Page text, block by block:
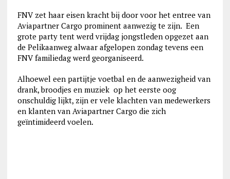
FNV zet haar eisen kracht bij door voor het entree van
Aviapartner Cargo prominent aanwezig te zijn. Een
grote party tent werd vrijdag jongstleden opgezet aan
de Pelikaanweg alwaar afgelopen zondag tevens een
FNV familiedag werd georganiseerd.
Alhoewel een partijtje voetbal en de aanwezigheid van
drank, broodjes en muziek op het eerste oog
onschuldig lijkt, zijn er vele klachten van medewerkers
en klanten van Aviapartner Cargo die zich
geïntimideerd voelen.